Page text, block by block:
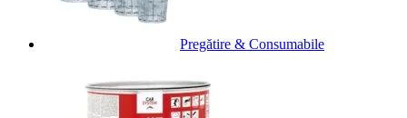
Pregătire & Consumabile